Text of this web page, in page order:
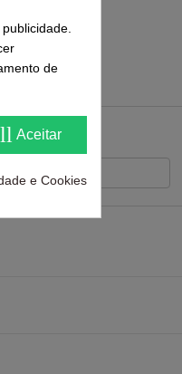
de
Aceitar
e Cookies